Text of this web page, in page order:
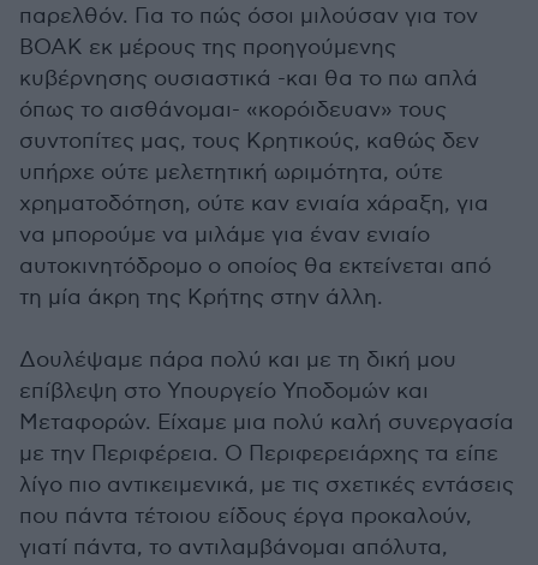
παρελθόν. Για το πώς όσοι μιλούσαν για τον
ΒΟΑΚ εκ μέρους της προηγούμενης
κυβέρνησης ουσιαστικά -και θα το πω απλά
όπως το αισθάνομαι- «κορόιδευαν» τους
συντοπίτες μας, τους Κρητικούς, καθώς δεν
υπήρχε ούτε μελετητική ωριμότητα, ούτε
χρηματοδότηση, ούτε καν ενιαία χάραξη, για
να μπορούμε να μιλάμε για έναν ενιαίο
αυτοκινητόδρομο ο οποίος θα εκτείνεται από
τη μία άκρη της Κρήτης στην άλλη.
Δουλέψαμε πάρα πολύ και με τη δική μου
επίβλεψη στο Υπουργείο Υποδομών και
Μεταφορών. Είχαμε μια πολύ καλή συνεργασία
με την Περιφέρεια. Ο Περιφερειάρχης τα είπε
λίγο πιο αντικειμενικά, με τις σχετικές εντάσεις
που πάντα τέτοιου είδους έργα προκαλούν,
γιατί πάντα, το αντιλαμβάνομαι απόλυτα,